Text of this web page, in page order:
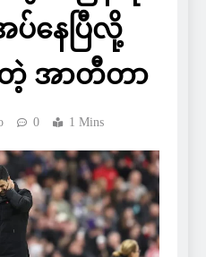
ပ်နေပြီလို့
အာတီတာ
0 1 Mins